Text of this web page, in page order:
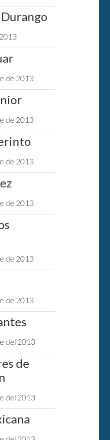
de 2013
de 2013
de 2013
de 2013
de 2013
de 2013
del 2013
de
del 2013